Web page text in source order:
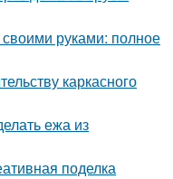
руками: полное
каркасного
ежа из
поделка